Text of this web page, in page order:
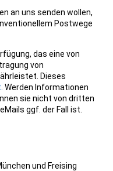
an uns senden wollen,
Postwege
das eine von
von
Dieses
. Werden Informationen
sie nicht von dritten
ggf. der Fall ist.
und Freising